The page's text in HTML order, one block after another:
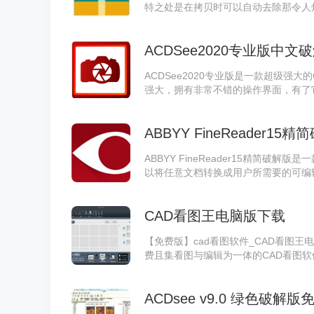
特之处是在拷贝时可以自动去除那令
ACDSee2020专业版中文
ACDSee2020专业版是一款超级强大
强大，拥有非常不错的操作界面，有
ABBYY FineReader15精简
ABBYY FineReader15精简破解版是
以将任意文档转换成用户所需要的可
CAD看图王电脑版下载
【免费版】cad看图软件_CAD看图王
费且集看图与编辑为一体的CAD看图
脑版免费工具内集成常用绘图、修改
ACDsee v9.0 绿色破解版